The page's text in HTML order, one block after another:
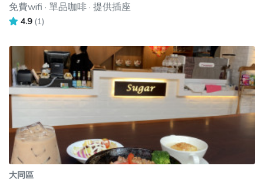
免費wifi · 單品咖啡 · 提供插座
4.9 (1)
大同區